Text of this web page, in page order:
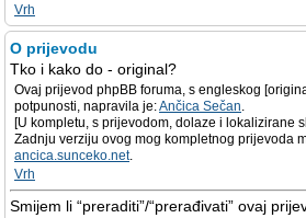
Vrh
O prijevodu
Tko i kako do - original?
Ovaj prijevod phpBB foruma, s engleskog
potpunosti, napravila je:Ančica Sečan.
[U kompletu, s prijevodom, dolaze i lokalizirane
Zadnju verziju ovog mog kompletnog prijevoda
ancica.sunceko.net.
Vrh
Smijem li “preraditi”/“prerađivati” ovaj